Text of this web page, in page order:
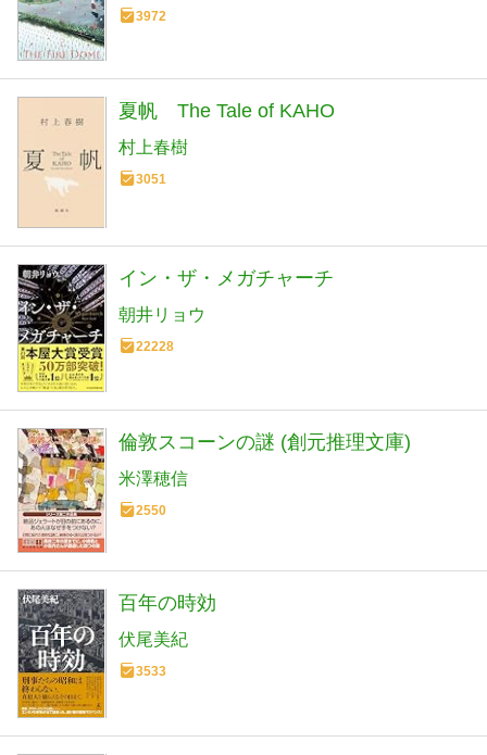
3972
夏帆 The Tale of KAHO
村上春樹
3051
イン・ザ・メガチャーチ
朝井リョウ
22228
倫敦スコーンの謎 (創元推理文庫)
米澤穂信
2550
百年の時効
伏尾美紀
3533